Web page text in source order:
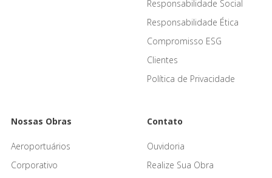
Responsabilidade Social
Responsabilidade Ética
Compromisso ESG
Clientes
Política de Privacidade
Nossas Obras
Aeroportuários
Corporativo
Contato
Ouvidoria
Realize Sua Obra